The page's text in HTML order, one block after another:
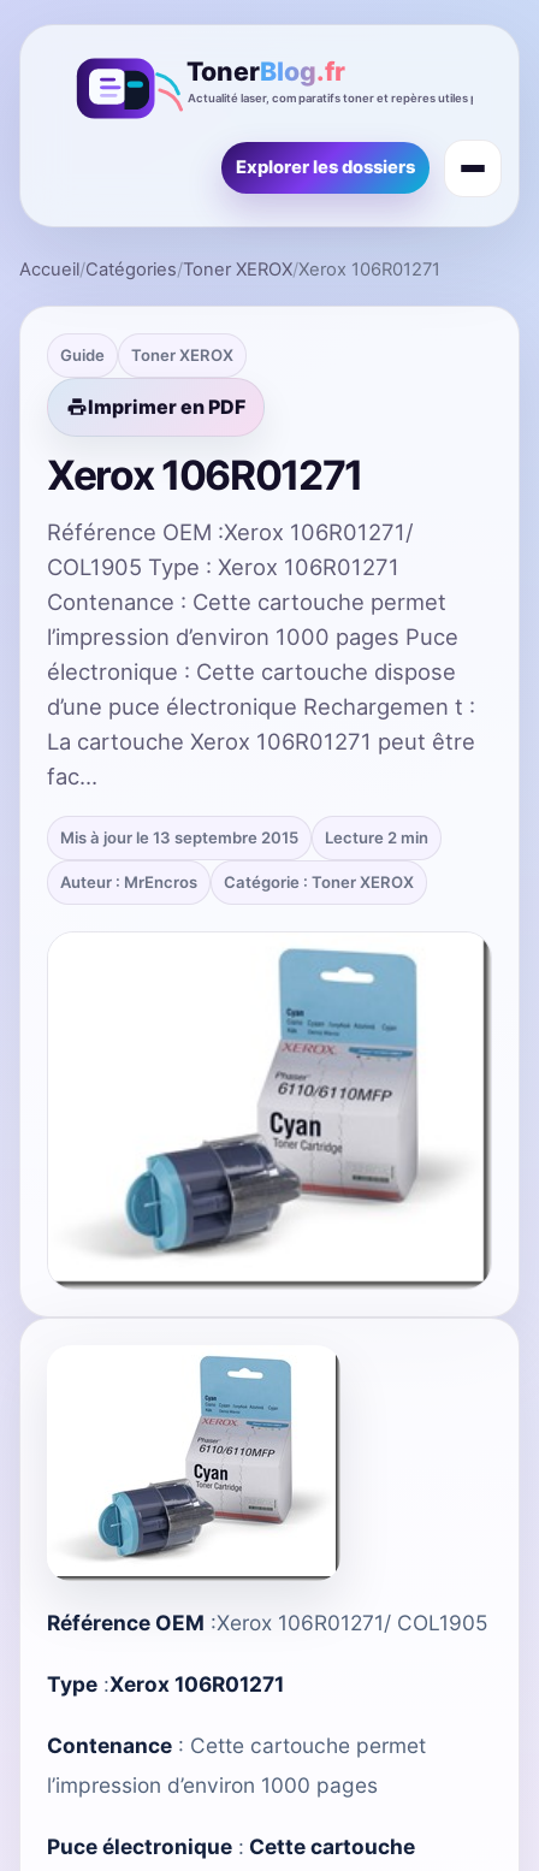
Explorer les dossiers
Accueil/Catégories/Toner XEROX/Xerox 106R01271
Guide Toner XEROX
Imprimer en PDF
Xerox 106R01271
Référence OEM :Xerox 106R01271/
COL1905 Type : Xerox 106R01271
Contenance : Cette cartouche permet
l’impression d’environ 1000 pages Puce
électronique : Cette cartouche dispose
d’une puce électronique Rechargemen t :
La cartouche Xerox 106R01271 peut être
fac…
Mis à jour le 13 septembre 2015 Lecture 2 min
Auteur : MrEncros Catégorie : Toner XEROX
Référence OEM :Xerox 106R01271/ COL1905
Type :Xerox 106R01271
Contenance : Cette cartouche permet
l’impression d’environ 1000 pages
Puce électronique : Cette cartouche